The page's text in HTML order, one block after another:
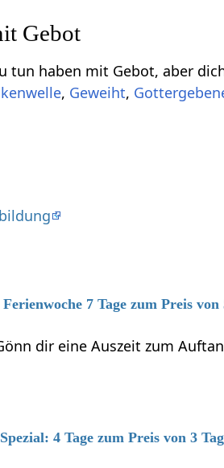
Einige Begriffe, die
, ,
7 Tage zum Preis von
dir eine Auszeit zum
4 Tage zum Preis von 3